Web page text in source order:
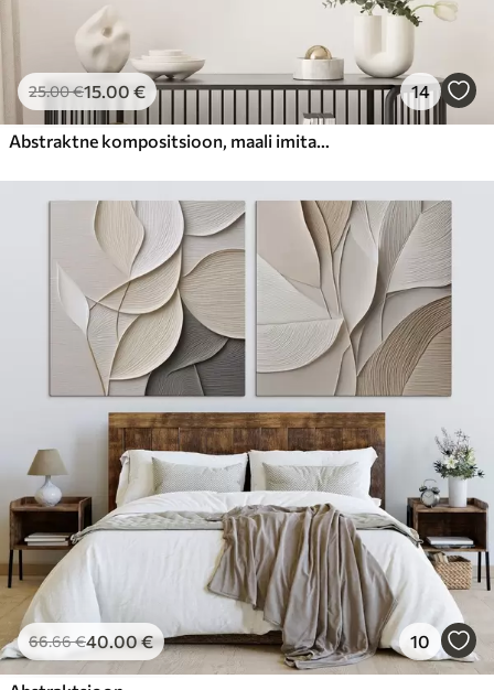
25.00€15.00 € 14
Abstraktne kompositsioon, maali imitatsioon
66.66€40.00€ 10